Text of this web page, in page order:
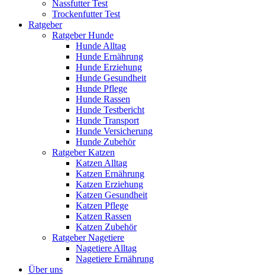
Nassfutter Test
Trockenfutter Test
Ratgeber
Ratgeber Hunde
Hunde Alltag
Hunde Ernährung
Hunde Erziehung
Hunde Gesundheit
Hunde Pflege
Hunde Rassen
Hunde Testbericht
Hunde Transport
Hunde Versicherung
Hunde Zubehör
Ratgeber Katzen
Katzen Alltag
Katzen Ernährung
Katzen Erziehung
Katzen Gesundheit
Katzen Pflege
Katzen Rassen
Katzen Zubehör
Ratgeber Nagetiere
Nagetiere Alltag
Nagetiere Ernährung
Über uns